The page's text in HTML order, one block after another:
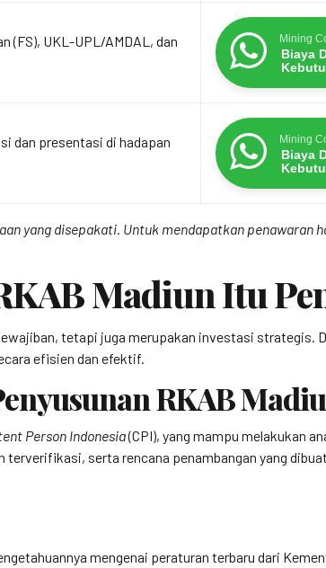
(FS), UKL-UPL/AMDAL, dan
Mining
Biaya
dan presentasi di hadapan
Mining
Biaya
yang disepakati. Untuk mendapatkan penawaran
Madiun Itu
tetapi juga merupakan investasi strategis.
efisien dan efektif.
RKAB
Person Indonesia(CPI), yang mampu melakukan
serta rencana penambangan yang
mengenai peraturan terbaru dari